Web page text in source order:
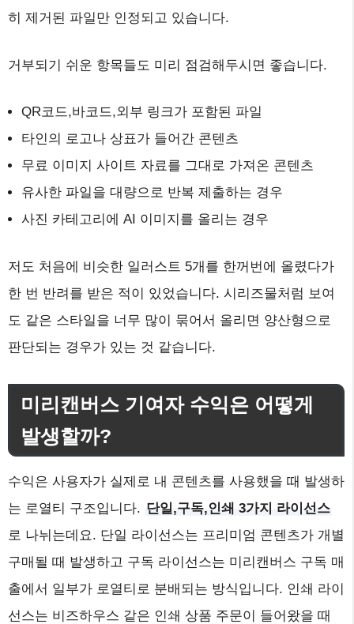
히 제거된 파일만 인정되고 있습니다.
거부되기 쉬운 항목들도 미리 점검해두시면 좋습니다.
QR코드,바코드,외부 링크가 포함된 파일
타인의 로고나 상표가 들어간 콘텐츠
무료 이미지 사이트 자료를 그대로 가져온 콘텐츠
유사한 파일을 대량으로 반복 제출하는 경우
사진 카테고리에 AI 이미지를 올리는 경우
저도 처음에 비슷한 일러스트 5개를 한꺼번에 올렸다가
한 번 반려를 받은 적이 있었습니다. 시리즈물처럼 보여
도 같은 스타일을 너무 많이 묶어서 올리면 양산형으로
판단되는 경우가 있는 것 같습니다.
미리캔버스 기여자 수익은 어떻게
발생할까?
수익은 사용자가 실제로 내 콘텐츠를 사용했을 때 발생하
는 로열티 구조입니다. 단일,구독,인쇄 3가지 라이선스
로 나뉘는데요. 단일 라이선스는 프리미엄 콘텐츠가 개별
구매될 때 발생하고 구독 라이선스는 미리캔버스 구독 매
출에서 일부가 로열티로 분배되는 방식입니다. 인쇄 라이
선스는 비즈하우스 같은 인쇄 상품 주문이 들어왔을 때